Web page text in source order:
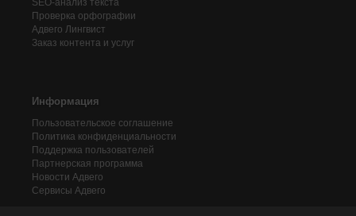
SEO-анализ текста
Проверка орфографии
Адвего Лингвист
Заказ контента и услуг
Информация
Пользовательское соглашение
Политика конфиденциальности
Поддержка пользователей
Партнерская программа
Новости Адвего
Сервисы Адвего